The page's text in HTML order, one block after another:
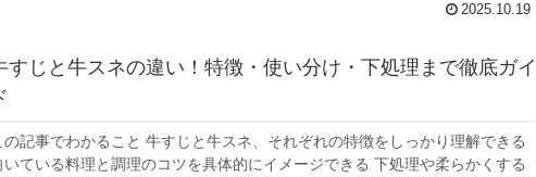
2025.10.19
すじと牛スネの違い！特徴・使い分け・下処理まで徹底ガイ
の記事でわかること 牛すじと牛スネ、それぞれの特徴をしっかり理解できる
いている料理と調理のコツを具体的にイメージできる 下処理や柔らかくする